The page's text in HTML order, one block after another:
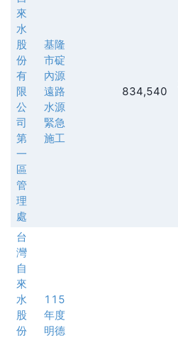
來
水
股
份
有
限
公
司
第
一
區
管
理
處
基隆
市碇
內源
遠路
水源
緊急
施工
834,540
台
灣
自
來
水
股
份
115
年度
明德